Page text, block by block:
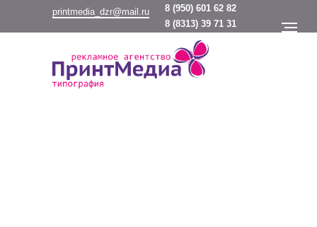
8 (950) 601 62 82
printmedia_dzr@mail.ru
8 (8313) 39 71 31